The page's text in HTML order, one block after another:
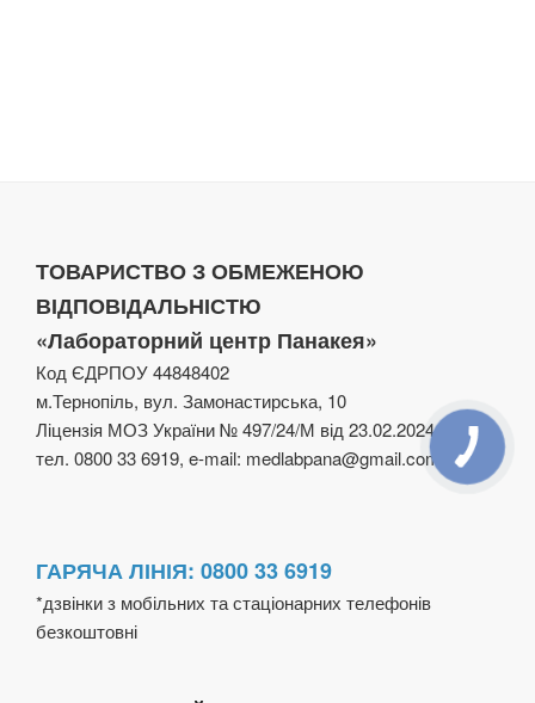
ТОВАРИСТВО З ОБМЕЖЕНОЮ
ВІДПОВІДАЛЬНІСТЮ
«Лабораторний центр Панакея»
Код ЄДРПОУ 44848402
м.Тернопіль, вул. Замонастирська, 10
Ліцензія МОЗ України № 497/24/М від 23.02.2024
тел. 0800 33 6919, e-mail: medlabpana@gmail.com
ГАРЯЧА ЛІНІЯ: 0800 33 6919
*дзвінки з мобільних та стаціонарних телефонів
безкоштовні